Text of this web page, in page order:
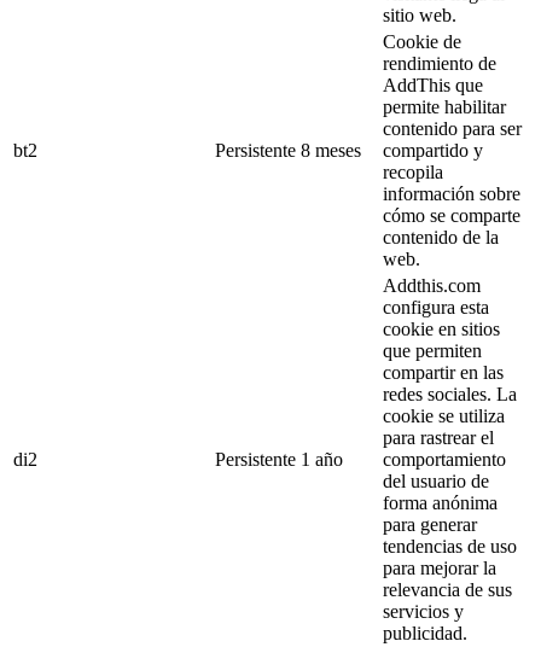
sitio web.
bt2 Persistente 8 meses
Cookie de
rendimiento de
AddThis que
permite habilitar
contenido para ser
compartido y
recopila
información sobre
cómo se comparte
contenido de la
web.
di2 Persistente 1 año
Addthis.com
configura esta
cookie en sitios
que permiten
compartir en las
redes sociales. La
cookie se utiliza
para rastrear el
comportamiento
del usuario de
forma anónima
para generar
tendencias de uso
para mejorar la
relevancia de sus
servicios y
publicidad.